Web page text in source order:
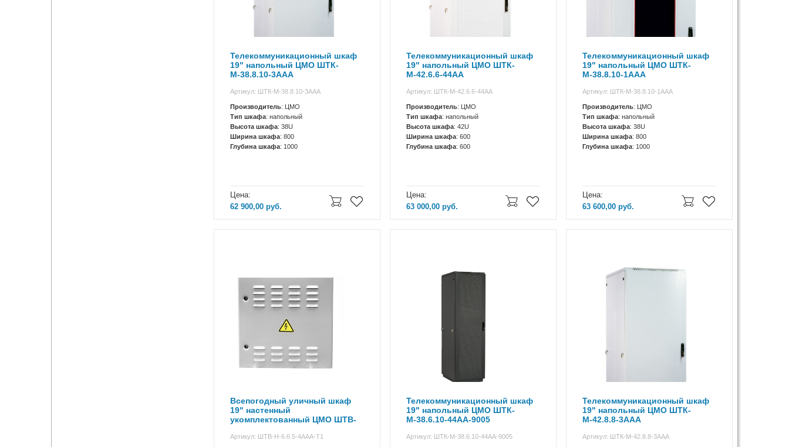
Телекоммуникационный шкаф
19" напольный ЦМО ШТК-
М-38.8.10-3ААА
Артикул: ШТК-М-38.8.10-3ААА
Производитель: ЦМО
Тип шкафа: напольный
Высота шкафа: 38U
Ширина шкафа: 800
Глубина шкафа: 1000
Цена:
62 900,00 руб.
Телекоммуникационный шкаф
19" напольный ЦМО ШТК-
М-42.6.6-44АА
Артикул: ШТК-М-42.6.6-44АА
Производитель: ЦМО
Тип шкафа: напольный
Высота шкафа: 42U
Ширина шкафа: 600
Глубина шкафа: 600
Цена:
63 000,00руб.
Телекоммуникационный шкаф
19" напольный ЦМО ШТК-
М-38.8.10-1ААА
Артикул: ШТК-М-38.8.10-1ААА
Производитель: ЦМО
Тип шкафа: напольный
Высота шкафа: 38U
Ширина шкафа: 800
Глубина шкафа: 1000
Цена:
63 600,00руб.
Всепогодный уличный шкаф
19" настенный
укомплектованный ЦМО ШТВ-
Артикул: ШТВ-Н-6.6.5-4ААА-Т1
Телекоммуникационный шкаф
19" напольный ЦМО ШТК-
М-38.6.10-44АА-9005
Артикул: ШТК-М-38.6.10-44АА-9005
Телекоммуникационный шкаф
19" напольный ЦМО ШТК-
М-42.8.8-3ААА
Артикул: ШТК-М-42.8.8-3ААА